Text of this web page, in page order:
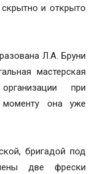
и открыто
Л.А. Бруни
мастерская
при
моменту она уже
бригадой под
две фрески